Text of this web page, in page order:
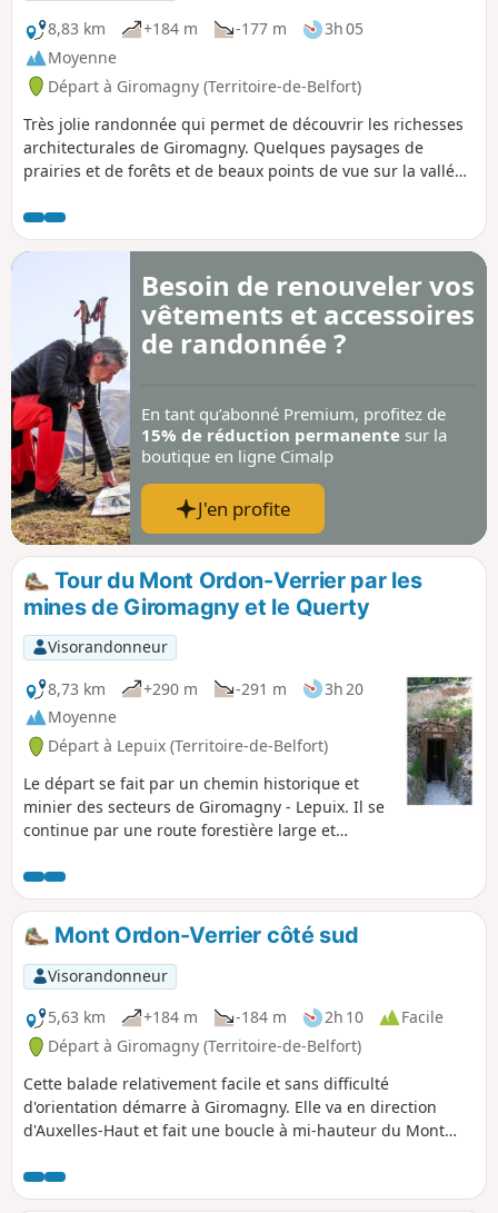
8,83 km
+184 m -177 m
3h 05
Moyenne
Départ à Giromagny (Territoire-de-Belfort)
Très jolie randonnée qui permet de découvrir les richesses
architecturales de Giromagny. Quelques paysages de
prairies et de forêts et de beaux points de vue sur la vallée
qui faisait partie de la ligne de défense après 1870. Le
circuit est balisé.
Besoin de renouveler vos
vêtements et accessoires
de randonnée ?
En tant qu’abonné Premium, profitez de
15% de réduction permanente sur la
boutique en ligne Cimalp
J'en profite
Tour du Mont Ordon-Verrier par les
mines de Giromagny et le Querty
Visorandonneur
8,73 km
+290 m -291 m
3h 20
Moyenne
Départ à Lepuix (Territoire-de-Belfort)
Le départ se fait par un chemin historique et
minier des secteurs de Giromagny - Lepuix. Il se
continue par une route forestière large et
Querty. Le retour se fait par les côtés Ouest et
Sud du Mont Ordon-Verrier dans le secteur des
Auxelles.Mont Ordon-Verrier côté sud
Visorandonneur
5,63 km
+184 m -184 m 2h 10
Facile
Départ à Giromagny (Territoire-de-Belfort)
Cette balade relativement facile et sans difficulté
d'orientation démarre à Giromagny. Elle va en direction
d'Auxelles-Haut et fait une boucle à mi-hauteur du Mont
Sentier des Mines de Giromagny-Lepuix et traverse tout du
long de belles forêts de feuillus et de résineux .